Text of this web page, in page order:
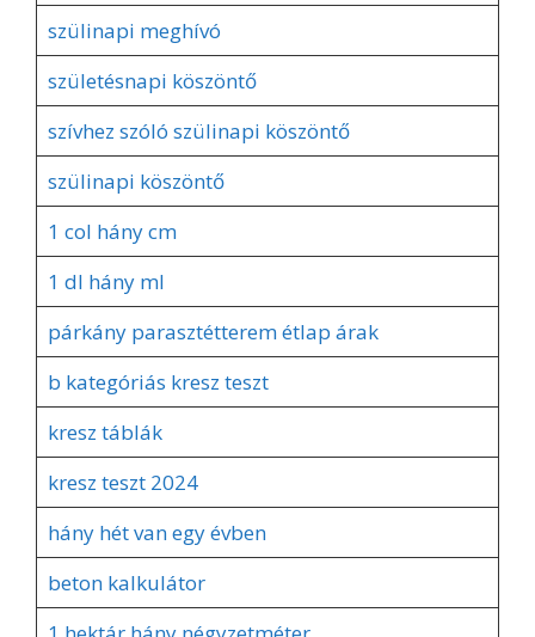
szülinapi meghívó
születésnapi köszöntő
szívhez szóló szülinapi köszöntő
szülinapi köszöntő
1 col hány cm
1 dl hány ml
párkány parasztétterem étlap árak
b kategóriás kresz teszt
kresz táblák
kresz teszt 2024
hány hét van egy évben
beton kalkulátor